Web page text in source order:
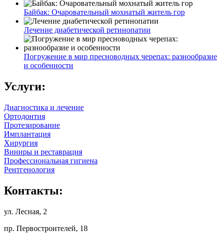
Байбак: Очаровательный мохнатый житель гор
Лечение диабетической ретинопатии
Погружение в мир пресноводных черепах: разнообразие
и особенности
Услуги:
Диагностика и лечение
Ортодонтия
Протезирование
Имплантация
Хирургия
Виниры и реставрация
Профессиональная гигиена
Рентгенология
Контакты:
ул. Лесная, 2
пр. Первостроителей, 18